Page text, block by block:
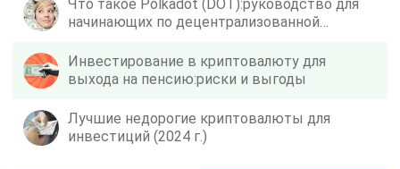
Что такое Polkadot (DOT):руководство для
начинающих по децентрализованной
Инвестирование в криптовалюту для
выхода на пенсию:риски и выгоды
Лучшие недорогие криптовалюты для
инвестиций (2024 г.)